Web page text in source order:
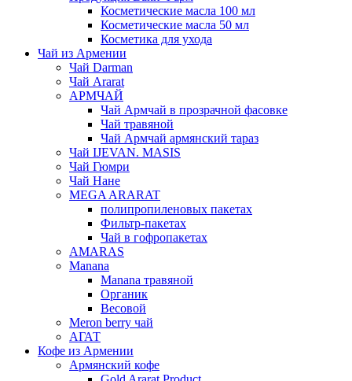
Косметические масла 100 мл
Косметические масла 50 мл
Косметика для ухода
Чай из Армении
Чай Darman
Чай Ararat
АРМЧАЙ
Чай Армчай в прозрачной фасовке
Чай травяной
Чай Армчай армянский тараз
Чай IJEVAN. MASIS
Чай Гюмри
Чай Нане
MEGA ARARAT
полипропиленовых пакетах
Фильтр-пакетах
Чай в гофропакетах
AMARAS
Manana
Manana травяной
Органик
Весовой
Meron berry чай
АГАТ
Кофе из Армении
Армянский кофе